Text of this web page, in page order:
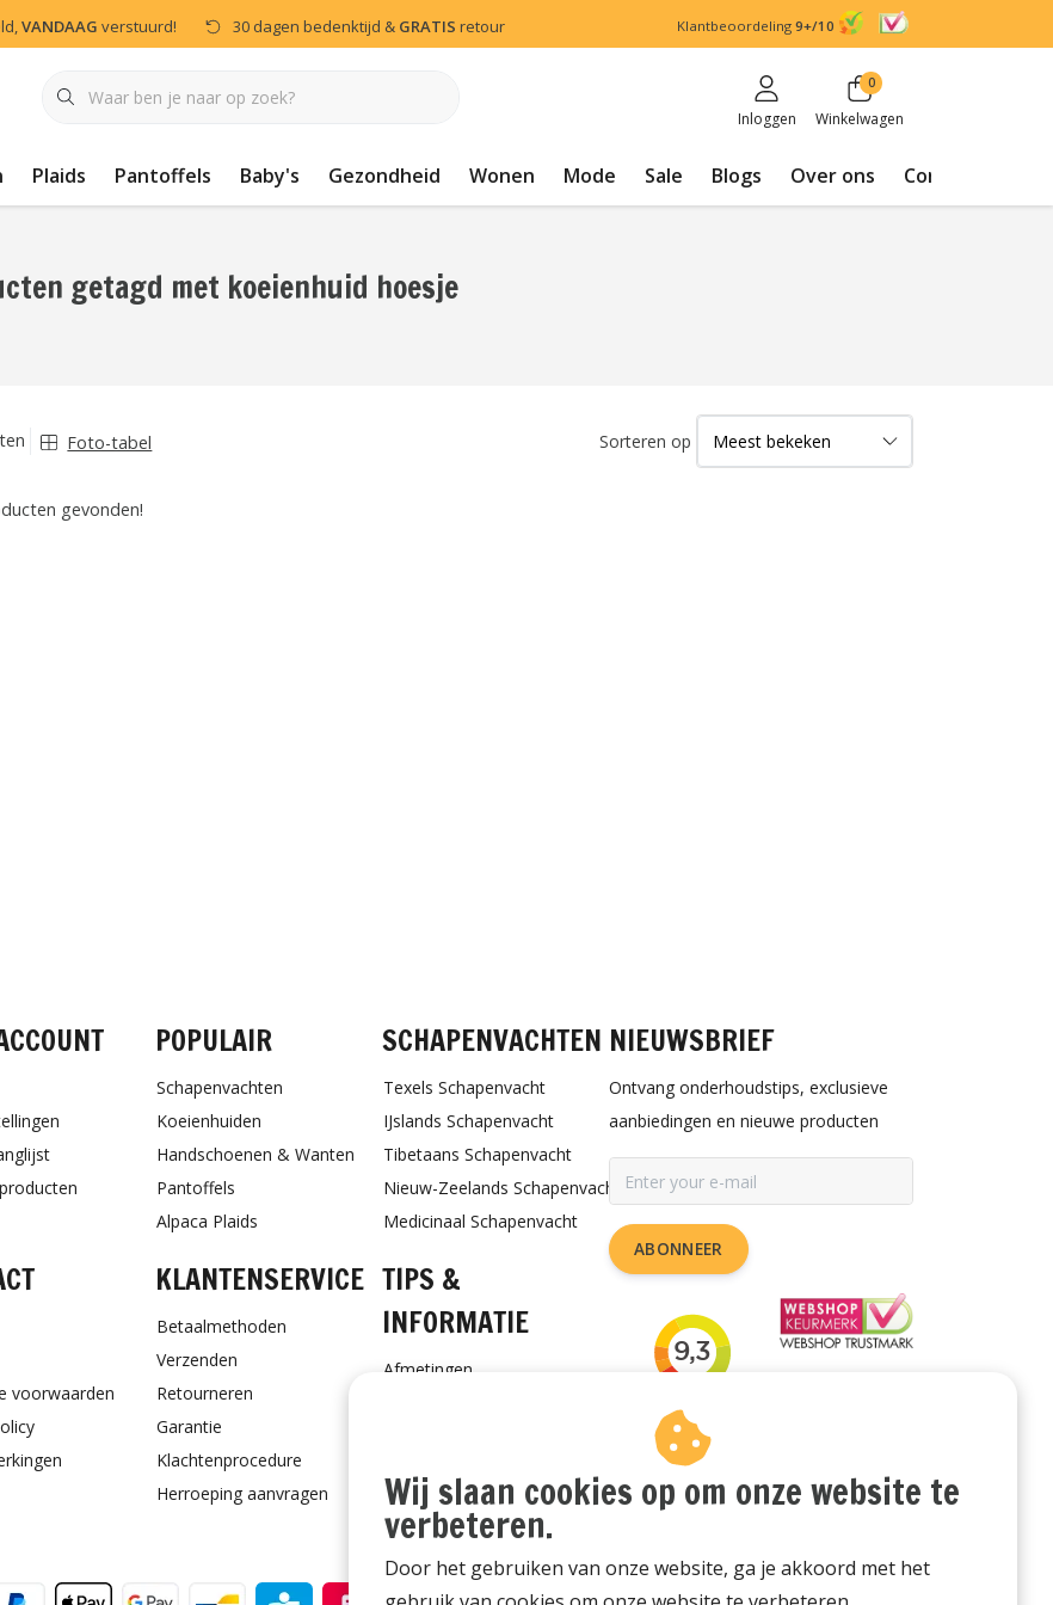
VANDAAG verstuurd! 30 dagen bedenktijd & GRATIS retour Klantbeoordeling 9+/10
Inloggen
0
Winkelwagen
Plaids Pantoffels Baby's Gezondheid Wonen Mode Sale Blogs Over ons Contact
getagd met koeienhuid hoesje
Foto-tabel Sorteren op
gevonden!
POPULAIR
Schapenvachten
Koeienhuiden
Handschoenen & Wanten
Pantoffels
Alpaca Plaids
SCHAPENVACHTEN
Texels Schapenvacht
IJslands Schapenvacht
Tibetaans Schapenvacht
Nieuw-Zeelands Schapenvacht
Medicinaal Schapenvacht
voorwaarden
KLANTENSERVICE
Betaalmethoden
Verzenden
Retourneren
Garantie
Klachtenprocedure
Herroeping aanvragen
TIPS &
INFORMATIE
Afmetingen
Cadeaubon
NIEUWSBRIEF
Ontvang onderhoudstips, exclusieve
aanbiedingen en nieuwe producten
ABONNEER
Wij slaan cookies op om onze website te
verbeteren.
Door het gebruiken van onze website, ga je akkoord met het